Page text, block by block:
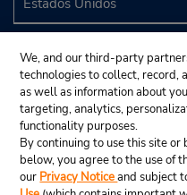
We, and our third-party
technologies to collect, record,
as well as information about
targeting, analytics,
functionality purposes.
By continuing to use this site
below, you agree to the use of
our Privacy Noticeand subject